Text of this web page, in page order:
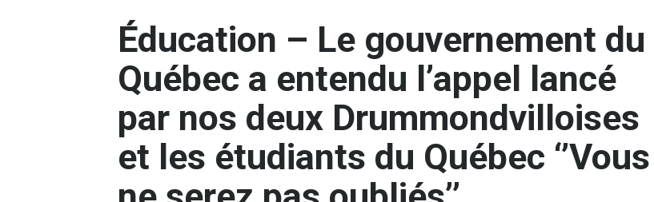
Éducation – Le gouvernement du
Québec a entendu l’appel lancé
par nos deux Drummondvilloises
et les étudiants du Québec ‘’Vous